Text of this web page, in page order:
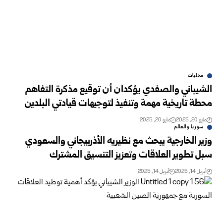
محليات
الشيباني والصفدي يؤكدان أن توقيع مذكرة التفاهم
محطة تاريخية مهمة وتنفيذ لتوجيهات قيادتي البلدين
مايو 20, 2025 مايو 20, 2025
سوريا والعالم
وزير الخارجية يبحث مع نظيريه الأذربيجاني والسعودي
سبل تطوير العلاقات وتعزيز التنسيق المشترك
أبريل 14, 2025 أبريل 14, 2025